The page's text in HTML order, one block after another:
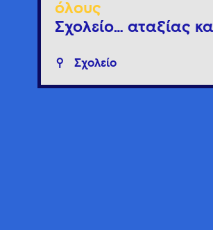
όλους
Σχολείο… αταξίας
Σχολείο